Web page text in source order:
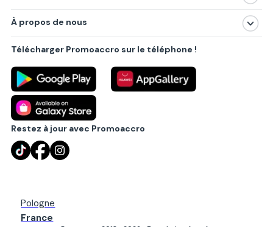
Produits
Villes principales
À propos de nous
Politique de confidentialité
Règlements
Partenariat B2B
Blog
Contact
Télécharger Promoaccro sur le téléphone !
Restez à jour avec Promoaccro
Pologne
France